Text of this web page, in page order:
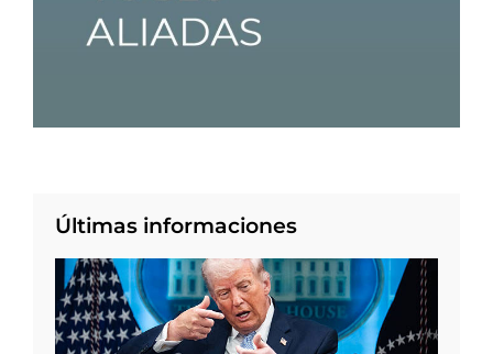
Últimas informaciones